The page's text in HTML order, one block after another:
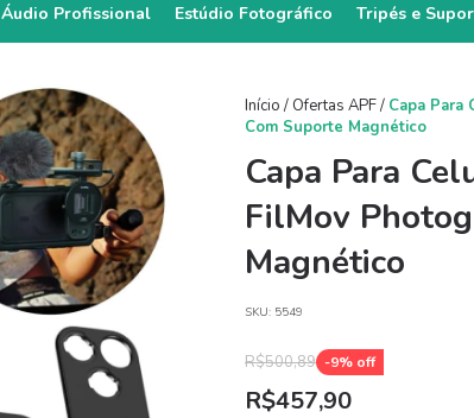
Áudio Profissional Estúdio Fotográfico Tripés e
Início / Ofertas APF/ Capa
Com Suporte Magnético
Capa Para
FilMov
Magnético
SKU: 5549
R$500,89 -9% off
R$457,90